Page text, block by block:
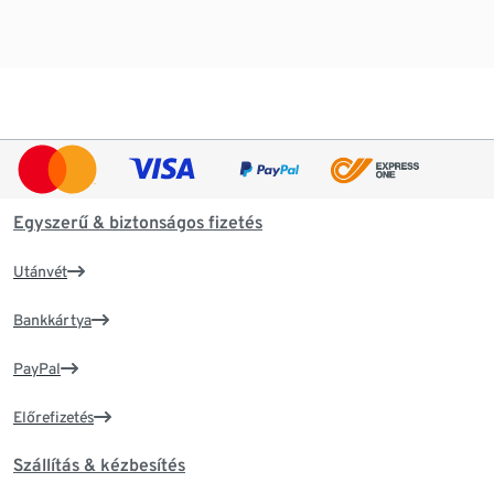
Egyszerű & biztonságos fizetés
Utánvét
Bankkártya
PayPal
Előrefizetés
Szállítás & kézbesítés